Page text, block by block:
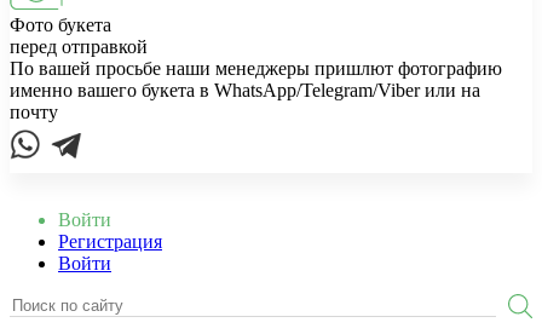
Фото букета
перед отправкой
По вашей просьбе наши менеджеры пришлют фотографию
именно вашего букета в WhatsApp/Telegram/Viber или на
почту
Войти
Регистрация
Войти